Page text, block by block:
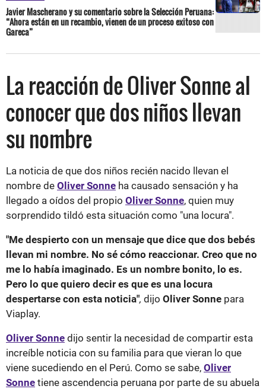
Javier Mascherano y su comentario sobre la Selección Peruana:
“Ahora están en un recambio, vienen de un proceso exitoso con
Gareca”
La reacción de Oliver Sonne al
conocer que dos niños llevan
su nombre
La noticia de que dos niños recién nacido llevan el
nombre de Oliver Sonne ha causado sensación y ha
llegado a oídos del propio Oliver Sonne, quien muy
sorprendido tildó esta situación como "una locura".
"Me despierto con un mensaje que dice que dos bebés
llevan mi nombre. No sé cómo reaccionar. Creo que no
me lo había imaginado. Es un nombre bonito, lo es.
Pero lo que quiero decir es que es una locura
despertarse con esta noticia", dijo Oliver Sonne para
Viaplay.
Oliver Sonne dijo sentir la necesidad de compartir esta
increíble noticia con su familia para que vieran lo que
viene sucediendo en el Perú. Como se sabe, Oliver
Sonne tiene ascendencia peruana por parte de su abuela